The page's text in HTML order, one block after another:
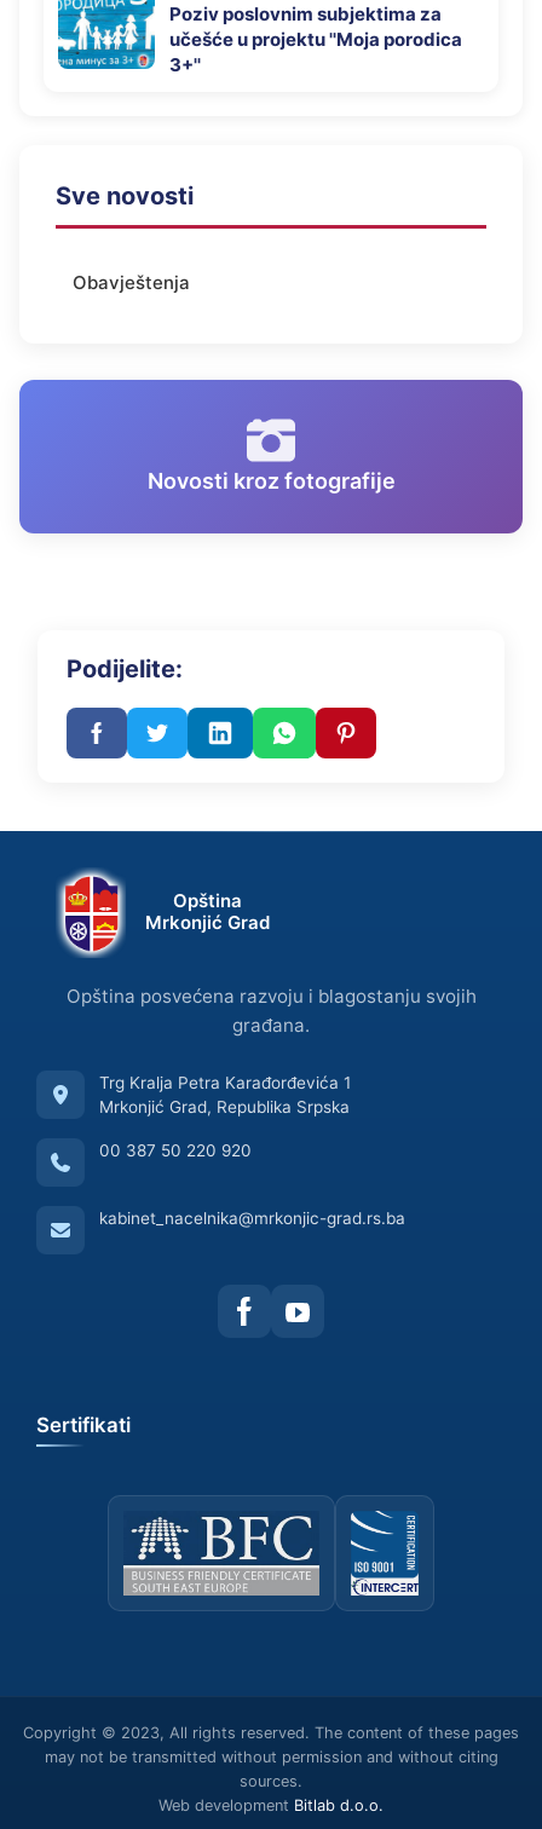
Poziv poslovnim subjektima za
učešće u projektu ''Moja porodica
3+''
Sve novosti
Obavještenja
Novosti kroz fotografije
Podijelite:
Opština
Mrkonjić Grad
Opština posvećena razvoju i blagostanju svojih
građana.
Trg Kralja Petra Karađorđevića 1
Mrkonjić Grad, Republika Srpska
00 387 50 220 920
kabinet_nacelnika@mrkonjic-grad.rs.ba
Sertifikati
Copyright © 2023, All rights reserved. The content of these pages
may not be transmitted without permission and without citing
sources.
Web development Bitlab d.o.o.